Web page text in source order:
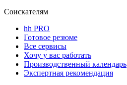
Соискателям
hh PRO
Готовое резюме
Все сервисы
Хочу у вас работать
Производственный календарь
Экспертная рекомендация